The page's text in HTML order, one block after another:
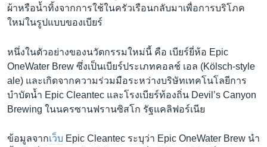
ผ้าหรือน้ำทิ้งจากการใช้ในครัวเรือนกลับมาเพื่อการบริโภค
ใหม่ในรูปแบบของเบียร์
หนึ่งในตัวอย่างของนวัตกรรมใหม่นี้ คือ เบียร์ยี่ห้อ Epic
OneWater Brew ซึ่งเป็นเบียร์ประเภทคอลช์ เอล (Kölsch-style
ale) และเกิดจากความร่วมมือระหว่างบริษัทเทคโนโลยีการ
บำบัดน้ำ Epic Cleantec และโรงเบียร์ท้องถิ่น Devil’s Canyon
Brewing ในนครซานฟรานซิสโก รัฐแคลิฟอร์เนีย
ข้อมูลจากเว็บ Epic Cleantec ระบุว่า Epic OneWater Brew นำ